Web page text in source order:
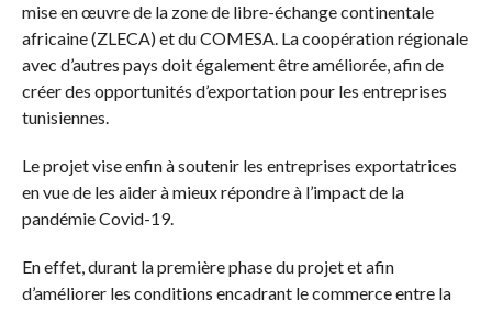
mise en œuvre de la zone de libre-échange continentale
africaine (ZLECA) et du COMESA. La coopération régionale
avec d’autres pays doit également être améliorée, afin de
créer des opportunités d’exportation pour les entreprises
tunisiennes.
Le projet vise enfin à soutenir les entreprises exportatrices
en vue de les aider à mieux répondre à l’impact de la
pandémie Covid-19.
En effet, durant la première phase du projet et afin
d’améliorer les conditions encadrant le commerce entre la